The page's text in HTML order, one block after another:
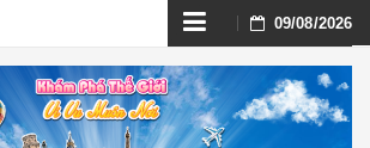
Skip
to
content
09/08/2026